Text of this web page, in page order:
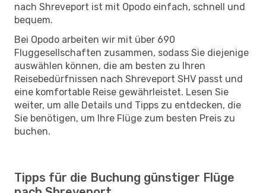
nach Shreveport ist mit Opodo einfach, schnell und
bequem.
Bei Opodo arbeiten wir mit über 690
Fluggesellschaften zusammen, sodass Sie diejenige
auswählen können, die am besten zu Ihren
Reisebedürfnissen nach Shreveport SHV passt und
eine komfortable Reise gewährleistet. Lesen Sie
weiter, um alle Details und Tipps zu entdecken, die
Sie benötigen, um Ihre Flüge zum besten Preis zu
buchen.
Tipps für die Buchung günstiger Flüge